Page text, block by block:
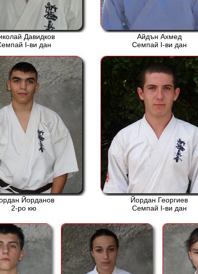
Давидков
І-ви дан
Айдън Ахмед
Семпай І-ви дан
Йорданов
2-ро кю
Йордан Георгиев
Семпай І-ви дан